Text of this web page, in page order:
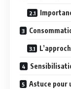
Astuce pour